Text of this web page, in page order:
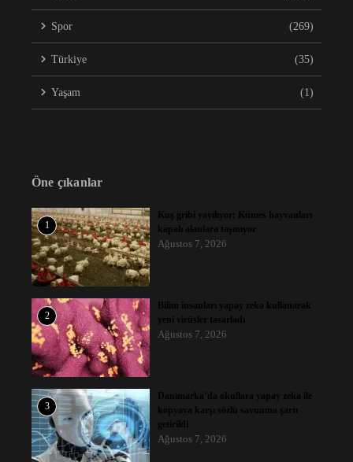
Spor (269)
Türkiye (35)
Yaşam (1)
Öne çıkanlar
1
Kuş gribi yayılıyor: Kümes hayvanları
kapalı alanlara taşınıyor
Ağustos 7, 2026
2
Bilim insanları yapay zeka kullanarak
yeni virüsler tasarladı
Ağustos 7, 2026
3
Danimarka’da okullara yapay zeka ile
kopyaya karşı sözlü savunma şartı
getirildi
Ağustos 7, 2026